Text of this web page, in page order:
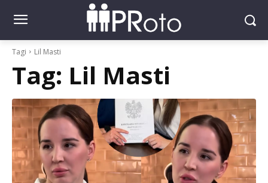
Tagi Lil Masti
Tag: Lil Masti